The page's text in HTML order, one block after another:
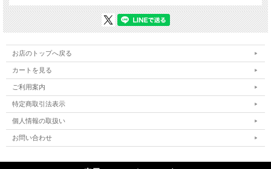
お店のトップへ戻る
カートを見る
ご利用案内
特定商取引法表示
個人情報の取扱い
お問い合わせ